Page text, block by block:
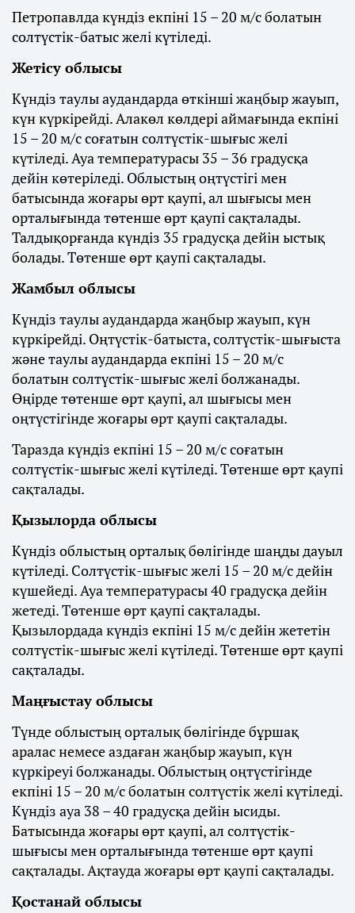
Петропавлда күндіз екпіні 15 – 20 м/с болатын
солтүстік-батыс желі күтіледі.
Жетісу облысы
Күндіз таулы аудандарда өткінші жаңбыр жауып,
күн күркірейді. Алакөл көлдері аймағында екпіні
15 – 20 м/с соғатын солтүстік-шығыс желі
күтіледі. Ауа температурасы 35 – 36 градусқа
дейін көтеріледі. Облыстың оңтүстігі мен
батысында жоғары өрт қаупі, ал шығысы мен
орталығында төтенше өрт қаупі сақталады.
Талдықорғанда күндіз 35 градусқа дейін ыстық
болады. Төтенше өрт қаупі сақталады.
Жамбыл облысы
Күндіз таулы аудандарда жаңбыр жауып, күн
күркірейді. Оңтүстік-батыста, солтүстік-шығыста
және таулы аудандарда екпіні 15 – 20 м/с
болатын солтүстік-шығыс желі болжанады.
Өңірде төтенше өрт қаупі, ал шығысы мен
оңтүстігінде жоғары өрт қаупі сақталады.
Таразда күндіз екпіні 15 – 20 м/с соғатын
солтүстік-шығыс желі күтіледі. Төтенше өрт қаупі
сақталады.
Қызылорда облысы
Күндіз облыстың орталық бөлігінде шаңды дауыл
күтіледі. Солтүстік-шығыс желі 15 – 20 м/с дейін
күшейеді. Ауа температурасы 40 градусқа дейін
жетеді. Төтенше өрт қаупі сақталады.
Қызылордада күндіз екпіні 15 м/с дейін жететін
солтүстік-шығыс желі күтіледі. Төтенше өрт қаупі
сақталады.
Маңғыстау облысы
Түнде облыстың орталық бөлігінде бұршақ
аралас немесе аздаған жаңбыр жауып, күн
күркіреуі болжанады. Облыстың оңтүстігінде
екпіні 15 – 20 м/с болатын солтүстік желі күтіледі.
Күндіз ауа 38 – 40 градусқа дейін ысиды.
Батысында жоғары өрт қаупі, ал солтүстік-
шығысы мен орталығында төтенше өрт қаупі
сақталады. Ақтауда жоғары өрт қаупі сақталады.
Қостанай облысы